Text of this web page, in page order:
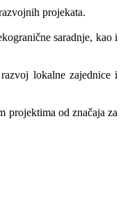
projekata.
saradnje, kao i
lokalne zajednice i
projektima od značaja za